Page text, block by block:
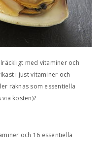
med vitaminer och
i just vitaminer och
räknas som essentiella
kosten)?
och 16 essentiella